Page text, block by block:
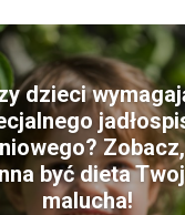
dzieci
być dieta
malucha!